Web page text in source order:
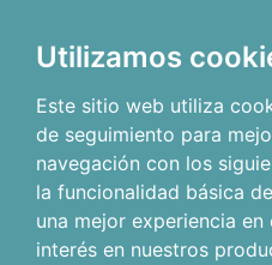
Utilizamos
Este sitio web utiliza
de seguimiento para
navegación con los
la funcionalidad básica
una mejor experiencia
interés en nuestros